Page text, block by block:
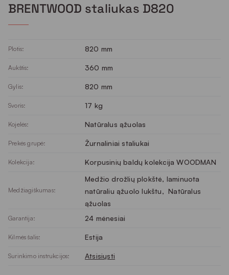
BRENTWOOD staliukas D820
Plotis: 820 mm
Aukštis: 360 mm
Gylis: 820 mm
Svoris: 17 kg
Kojelės: Natūralus ąžuolas
Prekės grupė: Žurnaliniai staliukai
Kolekcija: Korpusinių baldų kolekcija WOODMAN
Medžiagiškumas:
Medžio drožlių plokštė, laminuota
natūraliu ąžuolo lukštu, Natūralus
ąžuolas
Garantija: 24 mėnesiai
Kilmės šalis: Estija
Surinkimo instrukcijos: Atsisiųsti